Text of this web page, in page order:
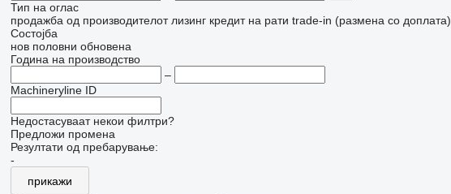
Тип на оглас
продажба од производителот лизинг кредит на рати trade-in (размена со доплата)
Состојба
нов половни обновена
Година на производство
–
Machineryline ID
Недостасуваат некои филтри?
Предложи промена
Резултати од пребарување:
-
прикажи